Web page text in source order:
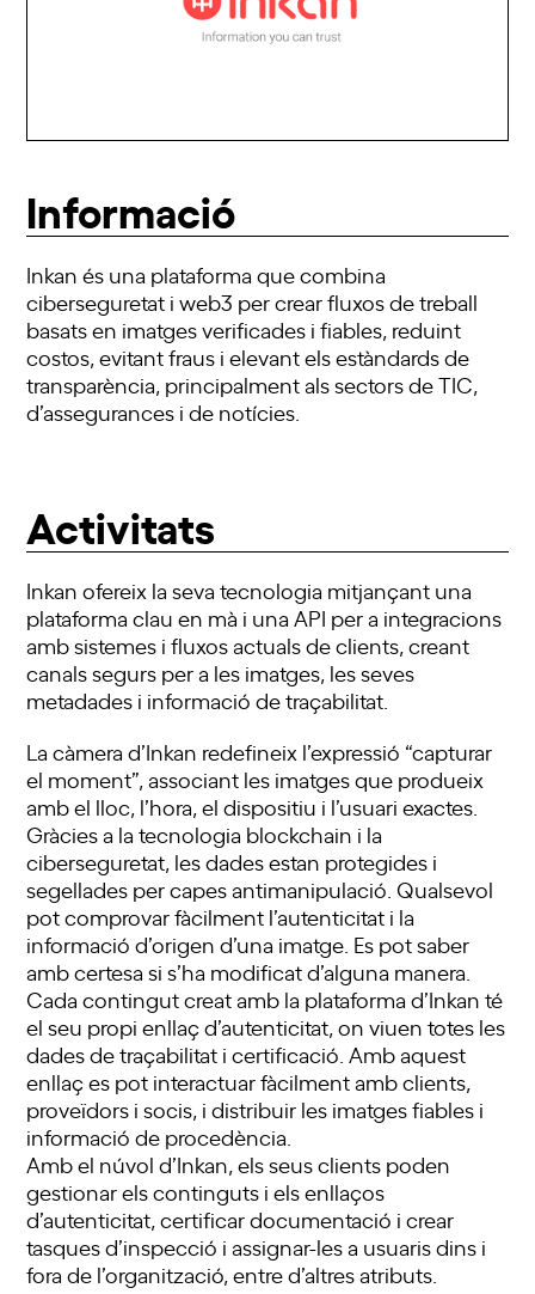
Informació
Inkan és una plataforma que combina
ciberseguretat i web3 per crear fluxos de treball
basats en imatges verificades i fiables, reduint
costos, evitant fraus i elevant els estàndards de
transparència, principalment als sectors de TIC,
d’assegurances i de notícies.
Activitats
Inkan ofereix la seva tecnologia mitjançant una
plataforma clau en mà i una API per a integracions
amb sistemes i fluxos actuals de clients, creant
canals segurs per a les imatges, les seves
metadades i informació de traçabilitat.
La càmera d’Inkan redefineix l’expressió “capturar
el moment”, associant les imatges que produeix
amb el lloc, l’hora, el dispositiu i l’usuari exactes.
Gràcies a la tecnologia blockchain i la
ciberseguretat, les dades estan protegides i
segellades per capes antimanipulació. Qualsevol
pot comprovar fàcilment l’autenticitat i la
informació d’origen d’una imatge. Es pot saber
amb certesa si s’ha modificat d’alguna manera.
Cada contingut creat amb la plataforma d’Inkan té
el seu propi enllaç d’autenticitat, on viuen totes les
dades de traçabilitat i certificació. Amb aquest
enllaç es pot interactuar fàcilment amb clients,
proveïdors i socis, i distribuir les imatges fiables i
informació de procedència.
Amb el núvol d’Inkan, els seus clients poden
gestionar els continguts i els enllaços
d’autenticitat, certificar documentació i crear
tasques d’inspecció i assignar-les a usuaris dins i
fora de l’organització, entre d’altres atributs.